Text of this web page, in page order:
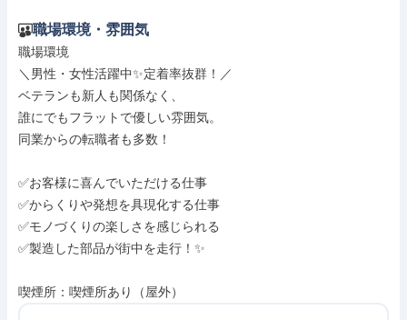
職場環境・雰囲気
職場環境
＼男性・女性活躍中✨定着率抜群！／
ベテランも新人も関係なく、
誰にでもフラットで優しい雰囲気。
同業からの転職者も多数！
✅お客様に喜んでいただける仕事
✅からくりや発想を具現化する仕事
✅モノづくりの楽しさを感じられる
✅製造した部品が街中を走行！✨
喫煙所：喫煙所あり（屋外）